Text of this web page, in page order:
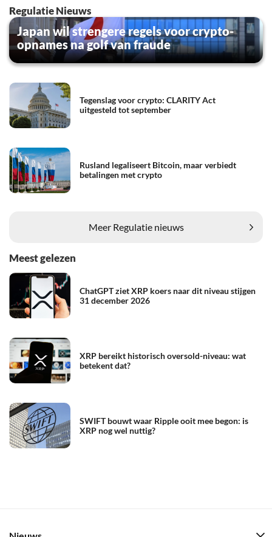
Regulatie Nieuws
Japan wil strengere regels voor crypto-
opnames na golf van fraude
Tegenslag voor crypto: CLARITY Act
uitgesteld tot september
Rusland legaliseert Bitcoin, maar verbiedt
betalingen met crypto
Meer Regulatie nieuws
Meest gelezen
ChatGPT ziet XRP koers naar dit niveau stijgen
31 december 2026
XRP bereikt historisch oversold-niveau: wat
betekent dat?
SWIFT bouwt waar Ripple ooit mee begon: is
XRP nog wel nuttig?